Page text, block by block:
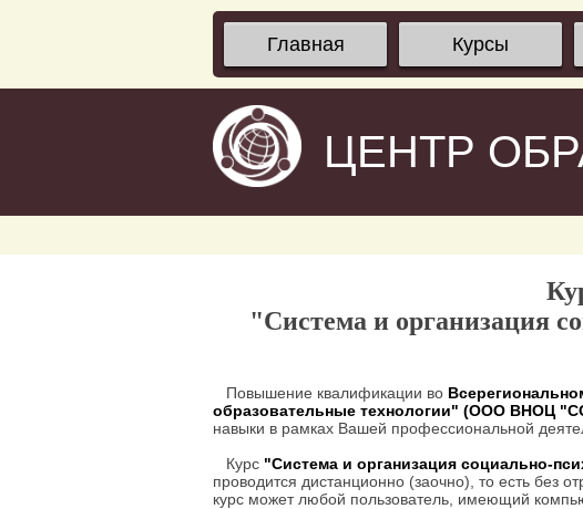
Главная Курсы
ЦЕНТР
"Система и организация
Повышение квалификации во
образовательные технологии" (ООО ВНОЦ
навыки в рамках Вашей профессиональной
Курс "Система и организация социально-
проводится дистанционно (заочно), то есть без
курс может любой пользователь, имеющий